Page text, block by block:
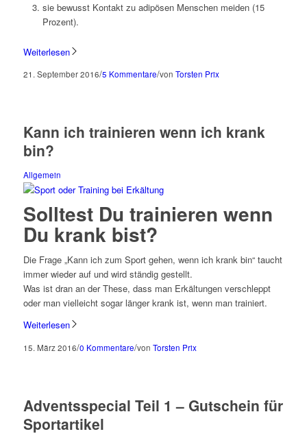
sie bewusst Kontakt zu adipösen Menschen meiden (15
Prozent).
Weiterlesen
21. September 2016/5 Kommentare/von Torsten Prix
Kann ich trainieren wenn ich krank
bin?
Allgemein
Solltest Du trainieren wenn
Du krank bist?
Die Frage „Kann ich zum Sport gehen, wenn ich krank bin“ taucht
immer wieder auf und wird ständig gestellt.
Was ist dran an der These, dass man Erkältungen verschleppt
oder man vielleicht sogar länger krank ist, wenn man trainiert.
Weiterlesen
15. März 2016/0 Kommentare/von Torsten Prix
Adventsspecial Teil 1 – Gutschein für
Sportartikel